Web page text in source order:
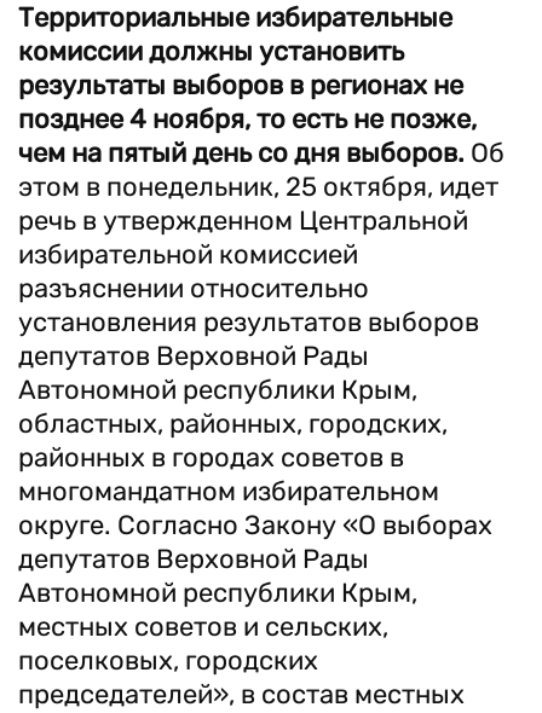
Территориальные избирательные
комиссии должны установить
результаты выборов в регионах не
позднее 4 ноября, то есть не позже,
чем на пятый день со дня выборов. Об
этом в понедельник, 25 октября, идет
речь в утвержденном Центральной
избирательной комиссией
разъяснении относительно
установления результатов выборов
депутатов Верховной Рады
Автономной республики Крым,
областных, районных, городских,
районных в городах советов в
многомандатном избирательном
округе. Согласно Закону «О выборах
депутатов Верховной Рады
Автономной республики Крым,
местных советов и сельских,
поселковых, городских
председателей», в состав местных